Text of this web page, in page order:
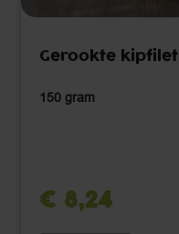
Gerookte kipfilet
150 gram
€ 8,24 ‌